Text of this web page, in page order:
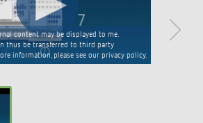
content may be displayed to me.
thus be transferred to third party
information, please see our privacy policy.